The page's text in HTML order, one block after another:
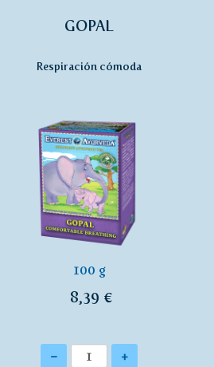
GOPAL
Respiración cómoda
100 g
8,39 €
Cantidad
- +